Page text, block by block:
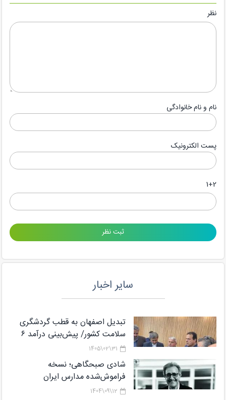
نظر
نام و نام خانوادگی
پست الکترونیک
1+2
سایر اخبار
تبدیل اصفهان به قطب گردشگری
سلامت کشور/ پیش‌بینی درآمد ۶
میلیارد دلاری از گردشگری سلامت تا
پایان برنامه هفتم
31\02\1405
شادی صبحگاهی؛ نسخه
فراموش‌شده مدارس ایران
12\09\1404